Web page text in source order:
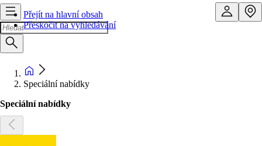
Přejít na hlavní obsah
Přeskočit na vyhledávání
Speciální nabídky
Speciální nabídky